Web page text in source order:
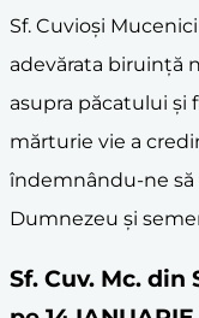
Sf. Cuvioși
adevărata biruință
asupra păcatului și
mărturie vie a
îndemnându-ne să
Dumnezeu și
Sf. Cuv. Mc.